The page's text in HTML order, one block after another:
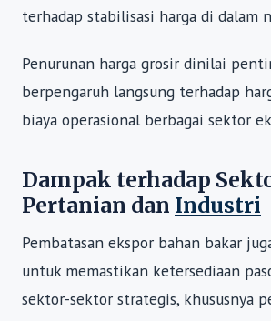
terhadap stabilisasi harga di dalam
Penurunan harga grosir dinilai
berpengaruh langsung terhadap
biaya operasional berbagai sektor
Dampak terhadap
Pertanian dan Industri
Pembatasan ekspor bahan bakar
untuk memastikan ketersediaan
sektor-sektor strategis, khususnya